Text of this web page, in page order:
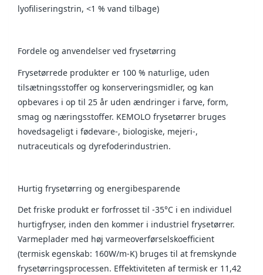
lyofiliseringstrin, <1 % vand tilbage)
Fordele og anvendelser ved frysetørring
Frysetørrede produkter er 100 % naturlige, uden
tilsætningsstoffer og konserveringsmidler, og kan
opbevares i op til 25 år uden ændringer i farve, form,
smag og næringsstoffer. KEMOLO frysetørrer bruges
hovedsageligt i fødevare-, biologiske, mejeri-,
nutraceuticals og dyrefoderindustrien.
Hurtig frysetørring og energibesparende
Det friske produkt er forfrosset til -35°C i en individuel
hurtigfryser, inden den kommer i industriel frysetørrer.
Varmeplader med høj varmeoverførselskoefficient
(termisk egenskab: 160W/m-K) bruges til at fremskynde
frysetørringsprocessen. Effektiviteten af termisk er 11,42